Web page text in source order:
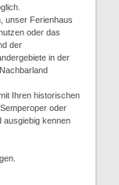
unser Ferienhaus
oder das
der
in der
Ihren historischen
oder
ausgiebig kennen